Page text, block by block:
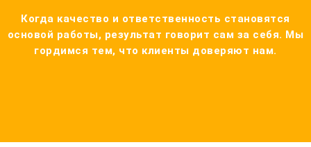
Когда качество и ответственность становятся
основой работы, результат говорит сам за себя. Мы
гордимся тем, что клиенты доверяют нам.